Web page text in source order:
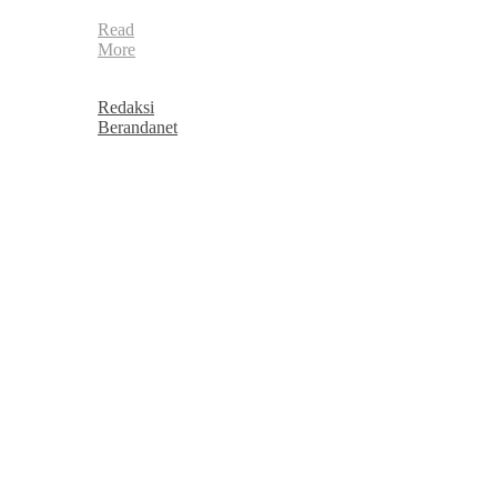
Read
More
Redaksi
Berandanet